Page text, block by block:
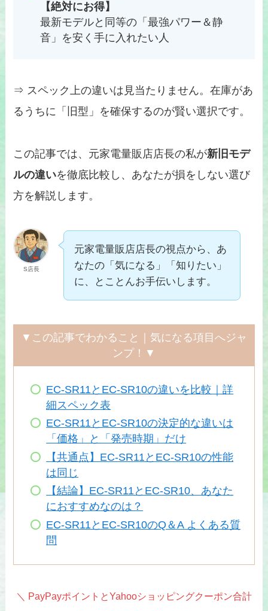
【絶対にお得】
最新モデルと同等の「最強パワー＆静
音」を安く手に入れたい人
⇒ スペック上の違いは見当たりません。在庫があ
るうちに「旧型」を確保するのが賢い選択です。
この記事では、元家電量販店店長の私が新旧モデ
ルの違いを徹底比較し、あなたが損をしない選び
方を解説します。
S店長
元家電量販店店長の視点から、あ
なたの「気になる」「知りたい」
に、とことんお手伝いします。
▼この記事でわかること｜気になる項目へジャ
ンプ！▼
EC-SR11とEC-SR10の違いを比較｜詳
細スペック表
EC-SR11とEC-SR10の決定的な違いは
「価格」と「発売時期」だけ
【共通点】EC-SR11とEC-SR10の性能
は同じ
【結論】EC-SR11とEC-SR10、あなた
におすすめなのは？
EC-SR11とEC-SR10のQ＆A よくある質
問
＼ PayPayポイントとYahooショッピングクーポン合計